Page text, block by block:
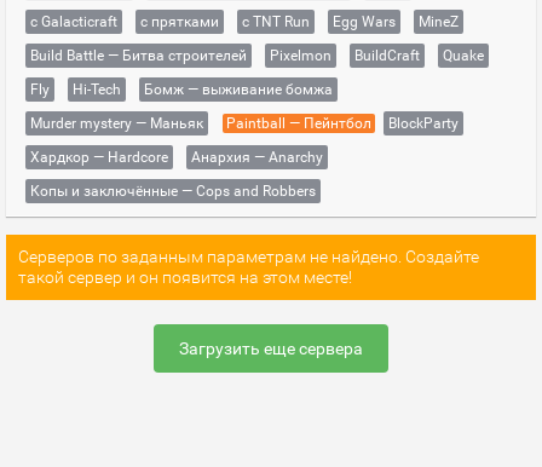
с Galacticraft
с прятками с TNT Run Egg Wars
MineZ
Build Battle — Битва строителей
Pixelmon BuildCraft
Quake
Fly
Hi-Tech
Бомж — выживание бомжа
Murder mystery — Маньяк
Paintball — Пейнтбол
BlockParty
Хардкор — Hardcore
Анархия — Anarchy
Копы и заключённые — Cops and Robbers
Серверов по заданным параметрам не найдено. Создайте
такой сервер и он появится на этом месте!
Загрузить еще сервера